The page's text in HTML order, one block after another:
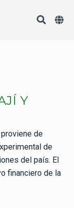
Y
de
de
del país. El
financiero de la